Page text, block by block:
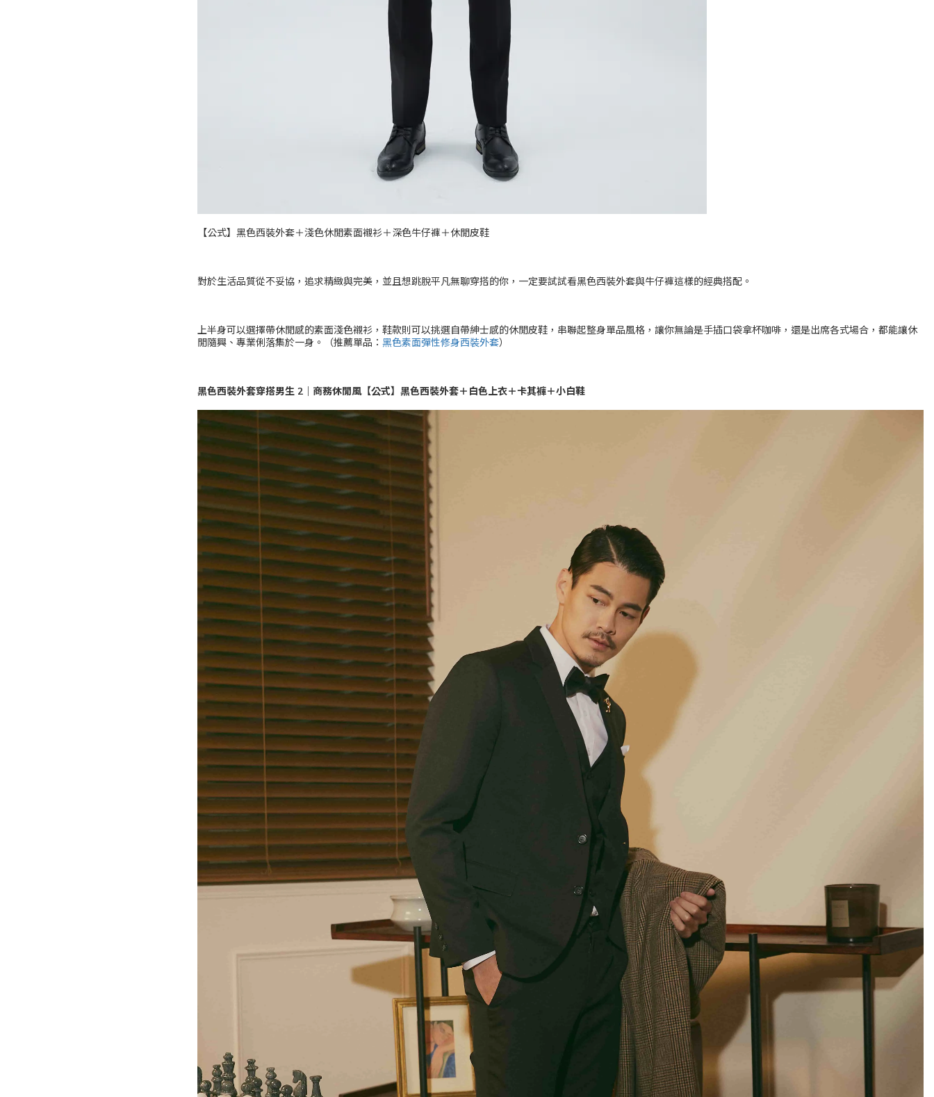
【公式】黑色西裝外套＋淺色休閒素面襯衫＋深色牛仔褲＋休閒皮鞋
對於生活品質從不妥協，追求精緻與完美，並且想跳脫平凡無聊穿搭的你，一定要試試看黑色西裝外套與牛仔褲這樣的經典搭配。
上半身可以選擇帶休閒感的素面淺色襯衫，鞋款則可以挑選自帶紳士感的休閒皮鞋，串聯起整身單品風格，讓你無論是手插口袋拿杯咖啡，還是出席各式場合，都能讓休
閒隨興、專業俐落集於一身。（推薦單品： 黑色素面彈性修身西裝外套）
黑色西裝外套穿搭男生 2｜商務休閒風【公式】黑色西裝外套＋白色上衣＋卡其褲＋小白鞋